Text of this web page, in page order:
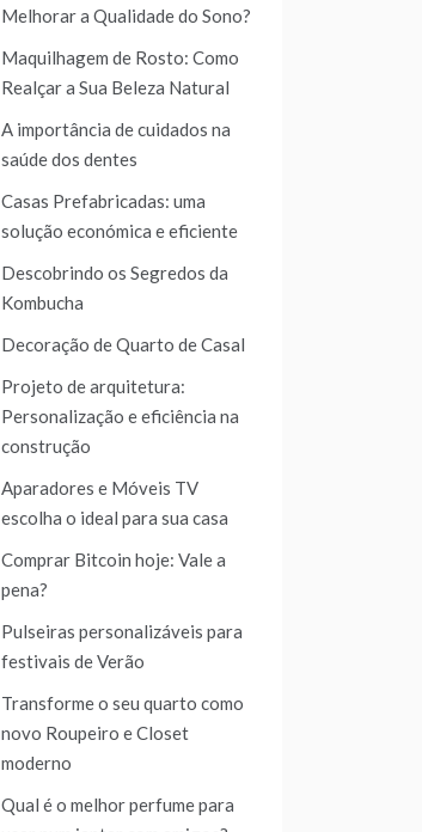
Melhorar a Qualidade do Sono?
Maquilhagem de Rosto: Como
Realçar a Sua Beleza Natural
A importância de cuidados na
saúde dos dentes
Casas Prefabricadas: uma
solução económica e eficiente
Descobrindo os Segredos da
Kombucha
Decoração de Quarto de Casal
Projeto de arquitetura:
Personalização e eficiência na
construção
Aparadores e Móveis TV
escolha o ideal para sua casa
Comprar Bitcoin hoje: Vale a
pena?
Pulseiras personalizáveis para
festivais de Verão
Transforme o seu quarto como
novo Roupeiro e Closet
moderno
Qual é o melhor perfume para